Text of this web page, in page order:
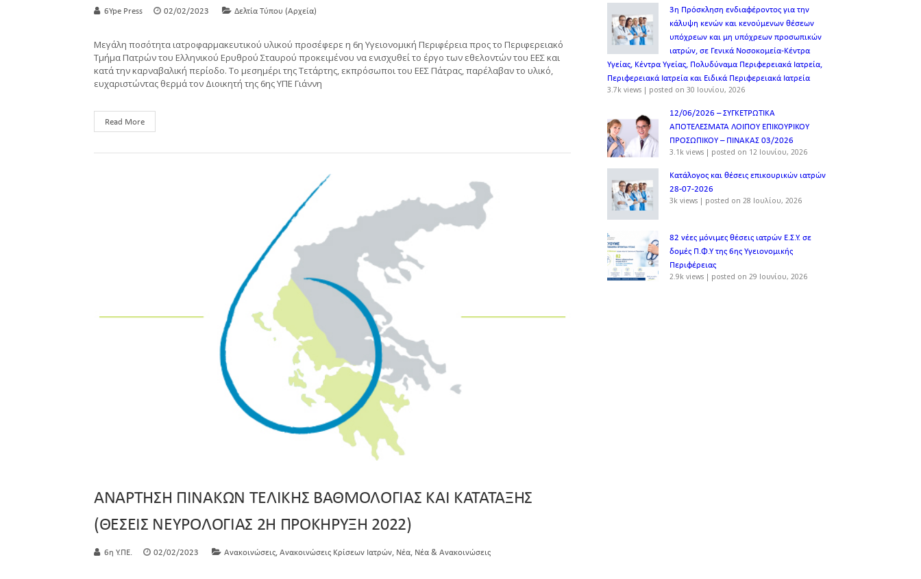
6Ype Press 02/02/2023 Δελτία Τύπου (Αρχεία)
Μεγάλη ποσότητα ιατροφαρμακευτικού υλικού προσέφερε η 6η Υγειονομική Περιφέρεια προς το Περιφερειακό
Τμήμα Πατρών του Ελληνικού Ερυθρού Σταυρού προκειμένου να ενισχυθεί το έργο των εθελοντών του ΕΕΣ και
κατά την καρναβαλική περίοδο. Το μεσημέρι της Τετάρτης, εκπρόσωποι του ΕΕΣ Πάτρας, παρέλαβαν το υλικό,
ευχαριστώντας θερμά τον Διοικητή της 6ης ΥΠΕ Γιάννη
Read More
ΑΝΑΡΤΗΣΗ ΠΙΝΑΚΩΝ ΤΕΛΙΚΗΣ ΒΑΘΜΟΛΟΓΙΑΣ ΚΑΙ ΚΑΤΑΤΑΞΗΣ
(ΘΕΣΕΙΣ ΝΕΥΡΟΛΟΓΙΑΣ 2Η ΠΡΟΚΗΡΥΞΗ 2022)
6η Υ.ΠΕ. 02/02/2023 Ανακοινώσεις, Ανακοινώσεις Κρίσεων Ιατρών, Νέα, Νέα & Ανακοινώσεις
3η Πρόσκληση ενδιαφέροντος για την
κάλυψη κενών και κενούμενων θέσεων
υπόχρεων και μη υπόχρεων προσωπικών
ιατρών, σε Γενικά Νοσοκομεία-Κέντρα
Υγείας, Κέντρα Υγείας, Πολυδύναμα Περιφερειακά Ιατρεία,
Περιφερειακά Ιατρεία και Ειδικά Περιφερειακά Ιατρεία
3.7k views | posted on 30 Ιουνίου, 2026
12/06/2026 – ΣΥΓΚΕΤΡΩΤΙΚΑ
ΑΠΟΤΕΛΕΣΜΑΤΑ ΛΟΙΠΟΥ ΕΠΙΚΟΥΡΙΚΟΥ
ΠΡΟΣΩΠΙΚΟΥ – ΠΙΝΑΚΑΣ 03/2026
3.1k views | posted on 12 Ιουνίου, 2026
Κατάλογος και θέσεις επικουρικών ιατρών
28-07-2026
3k views | posted on 28 Ιουλίου, 2026
82 νέες μόνιμες θέσεις ιατρών Ε.Σ.Υ. σε
δομές Π.Φ.Υ της 6ης Υγειονομικής
Περιφέρειας
2.9k views | posted on 29 Ιουνίου, 2026